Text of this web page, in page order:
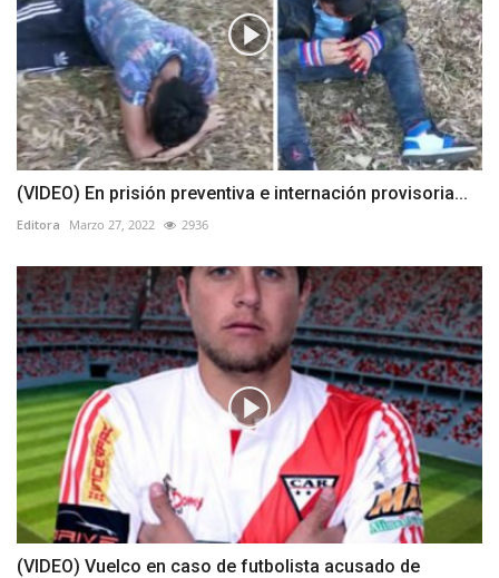
(VIDEO) En prisión preventiva e internación provisoria...
Editora Marzo 27, 2022 2936
(VIDEO) Vuelco en caso de futbolista acusado de